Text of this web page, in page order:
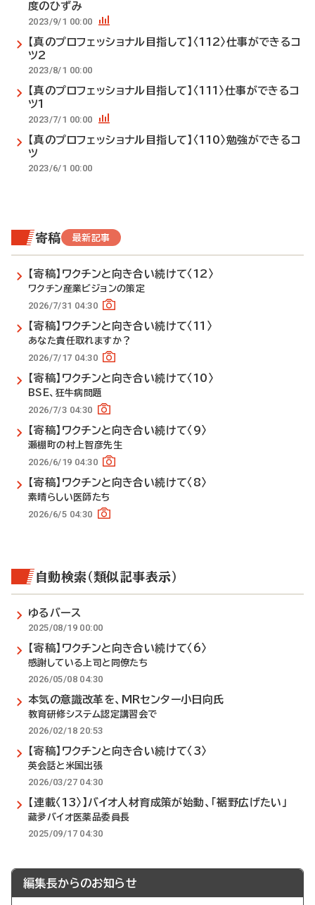
度のひずみ
2023/9/1 00:00
【真のプロフェッショナル目指して】〈112〉仕事ができるコ
ツ2
2023/8/1 00:00
【真のプロフェッショナル目指して】〈111〉仕事ができるコ
ツ1
2023/7/1 00:00
【真のプロフェッショナル目指して】〈110〉勉強ができるコ
ツ
2023/6/1 00:00
寄稿 最新記事
【寄稿】ワクチンと向き合い続けて〈12〉
ワクチン産業ビジョンの策定
2026/7/31 04:30
【寄稿】ワクチンと向き合い続けて〈11〉
あなた責任取れますか？
2026/7/17 04:30
【寄稿】ワクチンと向き合い続けて〈10〉
BSE、狂牛病問題
2026/7/3 04:30
【寄稿】ワクチンと向き合い続けて〈9〉
瀬棚町の村上智彦先生
2026/6/19 04:30
【寄稿】ワクチンと向き合い続けて〈8〉
素晴らしい医師たち
2026/6/5 04:30
自動検索（類似記事表示）
ゆるバース
2025/08/19 00:00
【寄稿】ワクチンと向き合い続けて〈6〉
感謝している上司と同僚たち
2026/05/08 04:30
本気の意識改革を、MRセンター小日向氏
教育研修システム認定講習会で
2026/02/18 20:53
【寄稿】ワクチンと向き合い続けて〈3〉
英会話と米国出張
2026/03/27 04:30
【連載〈13〉】バイオ人材育成策が始動、「裾野広げたい」
藏夛バイオ医薬品委員長
2025/09/17 04:30
編集長からのお知らせ